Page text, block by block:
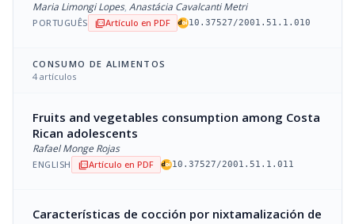
Maria Limongi Lopes, Anastácia Cavalcanti Metri
PORTUGUÊS picture_as_pdfArtículo en PDF 10.37527/2001.51.1.010
CONSUMO DE ALIMENTOS
4 artículos
Fruits and vegetables consumption among Costa
Rican adolescents
Rafael Monge Rojas
ENGLISH picture_as_pdfArtículo en PDF 10.37527/2001.51.1.011
Características de cocción por nixtamalización de